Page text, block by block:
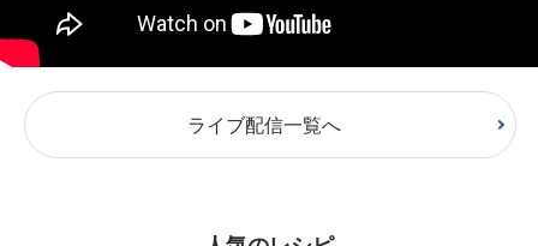
ライブ配信一覧へ